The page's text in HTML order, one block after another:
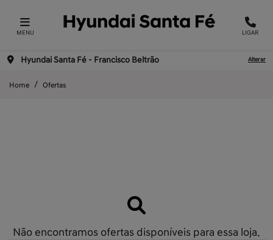
MENU LIGAR
Hyundai Santa Fé - Francisco Beltrão Alterar
Home Ofertas
Não encontramos ofertas disponíveis para essa loja.